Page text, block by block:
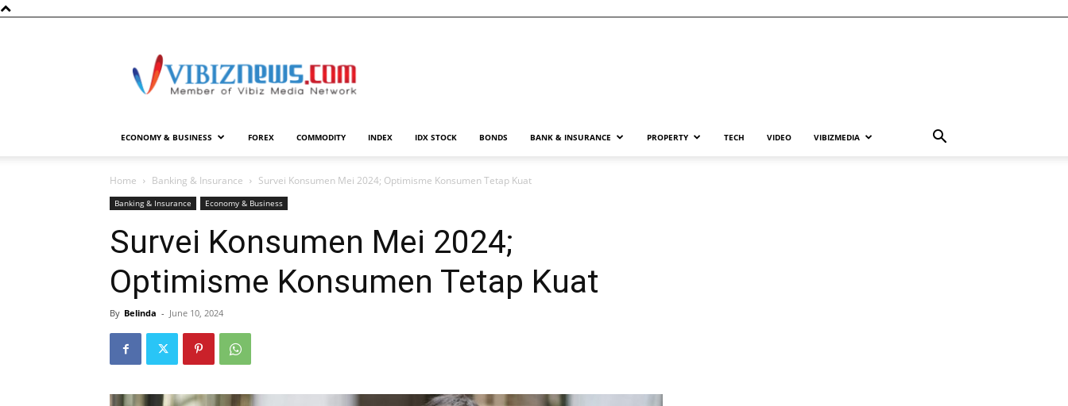
ECONOMY & BUSINESS FOREX COMMODITY INDEX IDX STOCK BONDS BANK & INSURANCE PROPERTY TECH VIDEO VIBIZMEDIA
Home Banking & Insurance Survei Konsumen Mei 2024; Optimisme Konsumen Tetap Kuat
Banking & Insurance Economy & Business
Survei Konsumen Mei 2024;
Optimisme Konsumen Tetap Kuat
By Belinda - June 10, 2024